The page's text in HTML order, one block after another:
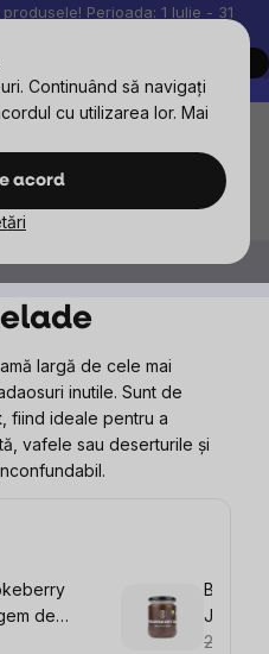
Continuând să navigați
cu utilizarea lor. Mai
acord
Perioada: 1 Iulie - 31
acum
Produsele noastre sunt
Coş
de
largă de cele mai
inutile. Sunt de
, fiind ideale pentru a
vafele sau deserturile și
de
Jam,
27,95 lei